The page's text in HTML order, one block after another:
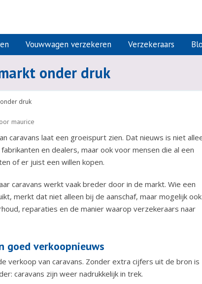
Vouwwagen verzekeren Verzekeraars
onder druk
druk
maurice
caravans laat een groeispurt zien. Dat nieuws is niet
en dealers, maar ook voor mensen die al een
of er juist een willen kopen.
caravans werkt vaak breder door in de markt. Wie een
merkt dat niet alleen bij de aanschaf, maar mogelijk
reparaties en de manier waarop verzekeraars naar
goed verkoopnieuws
verkoop van caravans. Zonder extra cijfers uit de bron is
caravans zijn weer nadrukkelijk in trek.